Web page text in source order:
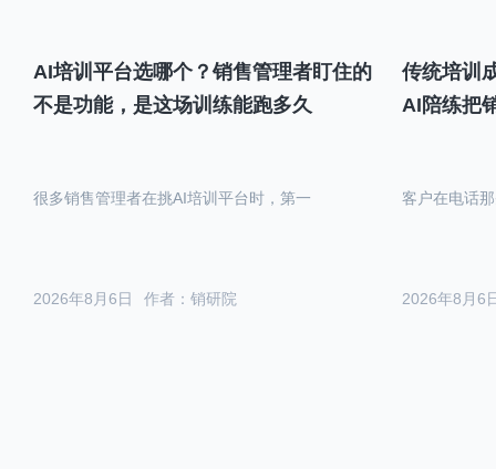
AI培训平台选哪个？销售管理者盯住的
不是功能，是这场训练能跑多久
作者：销研院
2026年8月6日
很多销售管理者在挑AI培训平台时，第一
传统培训
AI陪练把
2026年8月6
客户在电话